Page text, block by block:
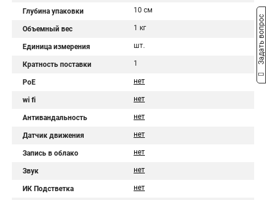
Глубина упаковки 10 см
Объемный вес 1 кг
Единица измерения шт.
Кратность поставки 1
PoE нет
wi fi нет
Антивандальность нет
Датчик движения нет
Запись в облако нет
Звук нет
ИК Подстветка нет
Задать вопрос